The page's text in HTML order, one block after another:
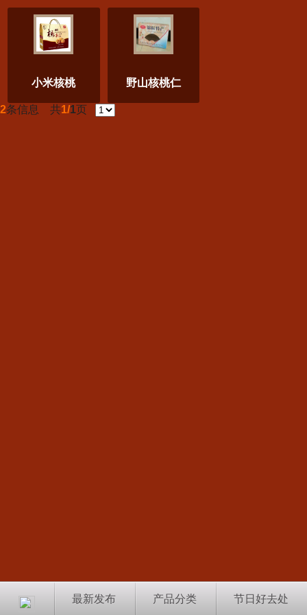
小米核桃 野山核桃仁
2条信息 共1/1页
最新发布 产品分类 节日好去处